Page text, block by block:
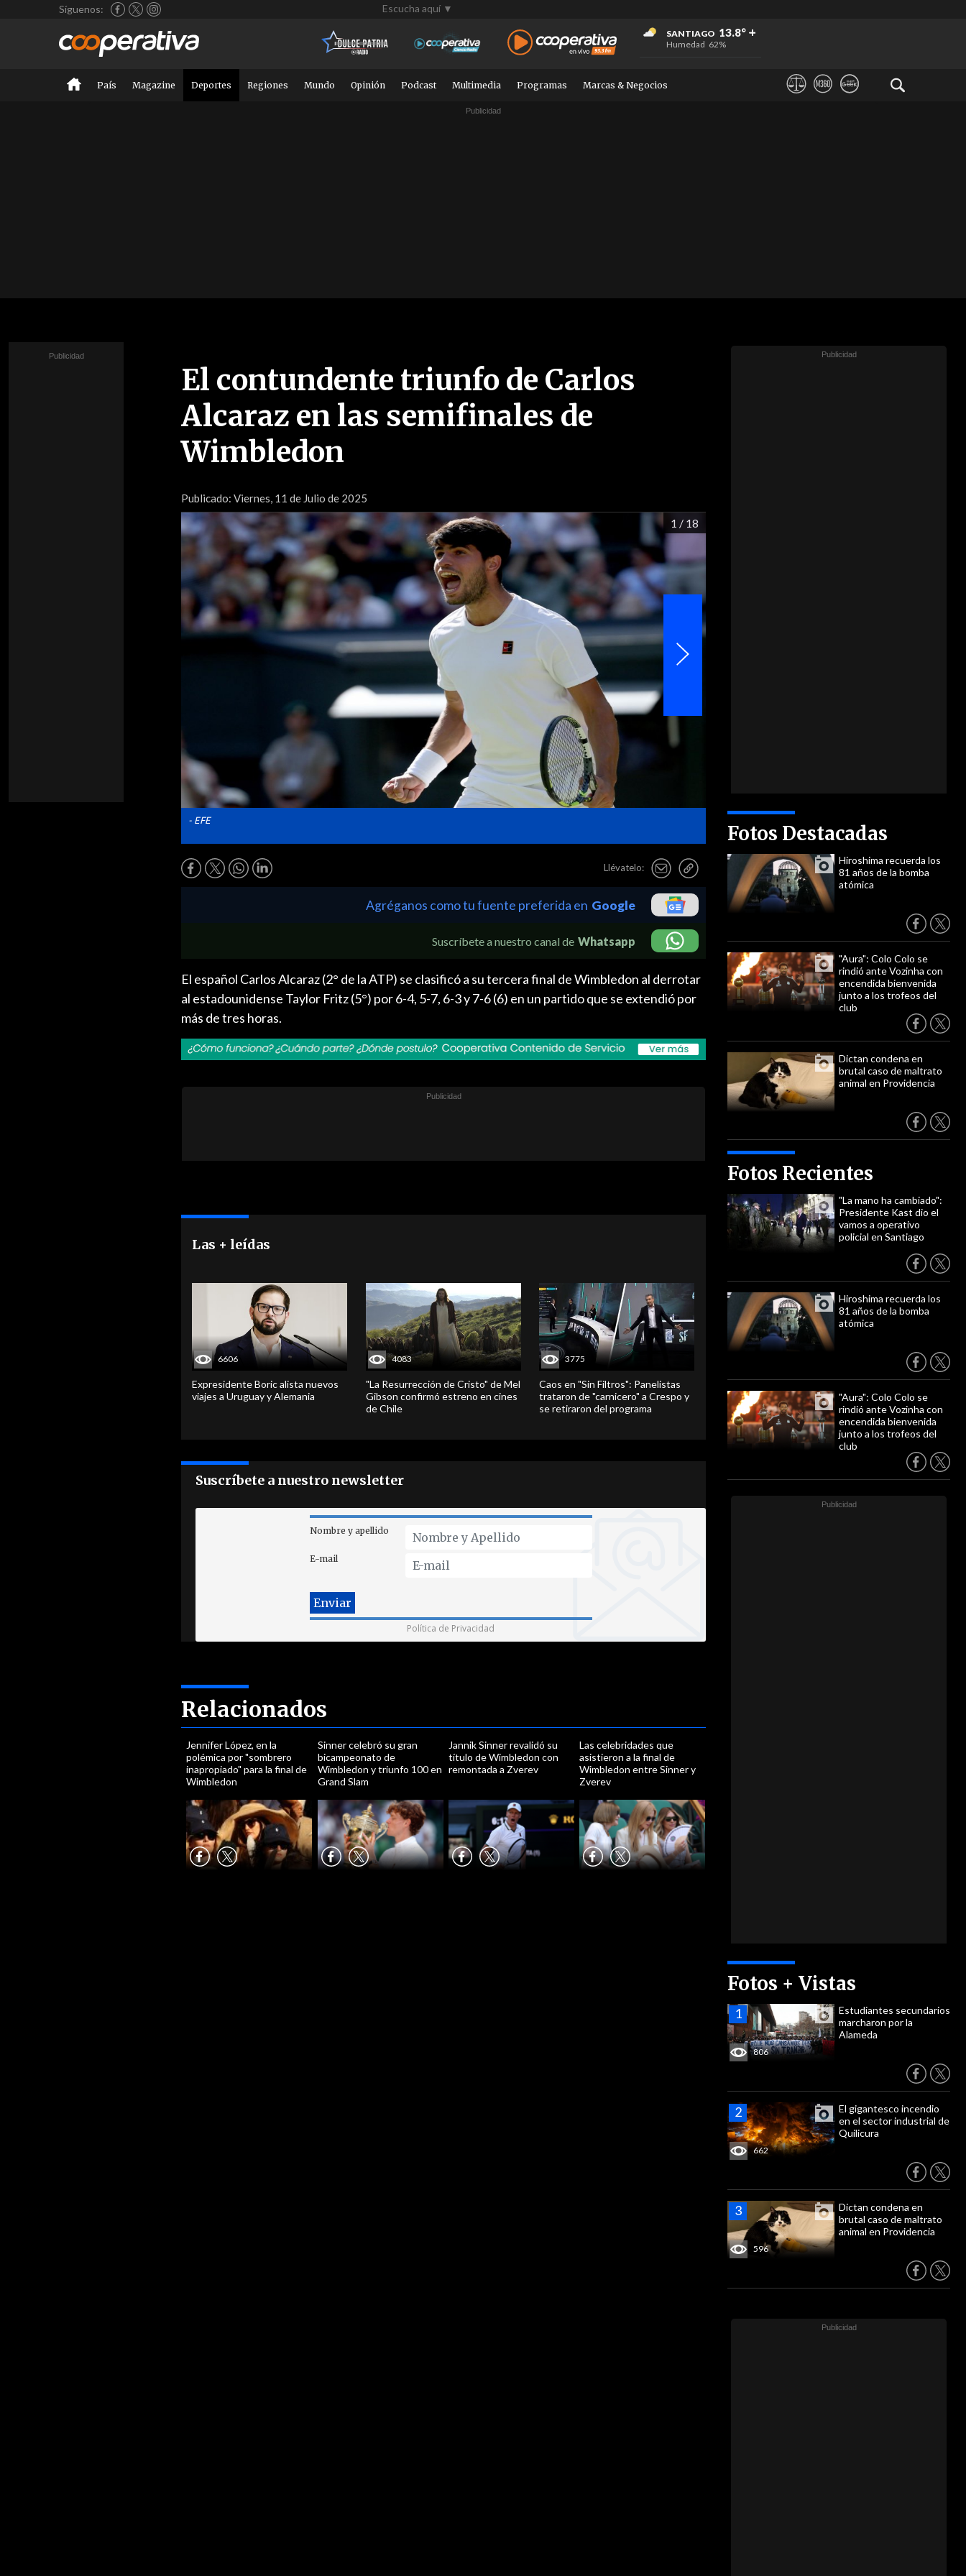
Síguenos: Escucha aquí ▼
SANTIAGO 13.8°
Humedad 62%
+
+
+
País Magazine Deportes Regiones Mundo Opinión Podcast Multimedia Programas Marcas & Negocios
El contundente triunfo de Carlos
Alcaraz en las semifinales de
Wimbledon
Publicado: Viernes, 11 de Julio de 2025
1 / 18
- EFE
Llévatelo:
Fotos Destacadas
Hiroshima recuerda los
81 años de la bomba
atómica
"Aura": Colo Colo se
rindió ante Vozinha con
encendida bienvenida
junto a los trofeos del
club
Dictan condena en
brutal caso de maltrato
animal en Providencia
Fotos Recientes
"La mano ha cambiado":
Presidente Kast dio el
vamos a operativo
policial en Santiago
Hiroshima recuerda los
81 años de la bomba
atómica
"Aura": Colo Colo se
rindió ante Vozinha con
encendida bienvenida
junto a los trofeos del
club
Fotos + Vistas
806
Estudiantes secundarios
marcharon por la
Alameda
662
El gigantesco incendio
en el sector industrial de
Quilicura
596
Dictan condena en
brutal caso de maltrato
animal en Providencia
Agréganos como tu fuente preferida en Google
Suscríbete a nuestro canal de Whatsapp
El español Carlos Alcaraz (2° de la ATP) se clasificó a su tercera final de Wimbledon al derrotar
al estadounidense Taylor Fritz (5°) por 6-4, 5-7, 6-3 y 7-6 (6) en un partido que se extendió por
más de tres horas.
Las + leídas
6606
Expresidente Boric alista nuevos
viajes a Uruguay y Alemania
4083
"La Resurrección de Cristo" de Mel
Gibson confirmó estreno en cines
de Chile
3775
Caos en "Sin Filtros": Panelistas
trataron de "carnicero" a Crespo y
se retiraron del programa
Suscríbete a nuestro newsletter
Nombre y apellido
E-mail
Política de Privacidad
Relacionados
Jennifer López, en la
polémica por "sombrero
inapropiado" para la final de
Wimbledon
Sinner celebró su gran
bicampeonato de
Wimbledon y triunfo 100 en
Grand Slam
Jannik Sinner revalidó su
título de Wimbledon con
remontada a Zverev
Las celebridades que
asistieron a la final de
Wimbledon entre Sinner y
Zverev